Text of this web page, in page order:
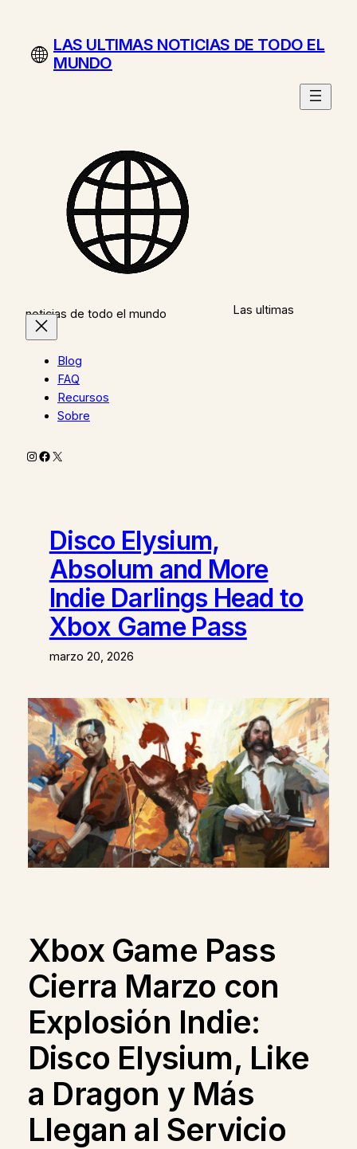
contenidoLAS ULTIMAS NOTICIAS DE TODO EL
MUNDO
Las ultimas
noticias de todo el mundo
Blog
FAQ
Recursos
Sobre
Instagram
Facebook
X
Disco Elysium,
Absolum and More
Indie Darlings Head to
Xbox Game Pass
marzo 20, 2026
Xbox Game Pass
Cierra Marzo con
Explosión Indie:
Disco Elysium, Like
a Dragon y Más
Llegan al Servicio